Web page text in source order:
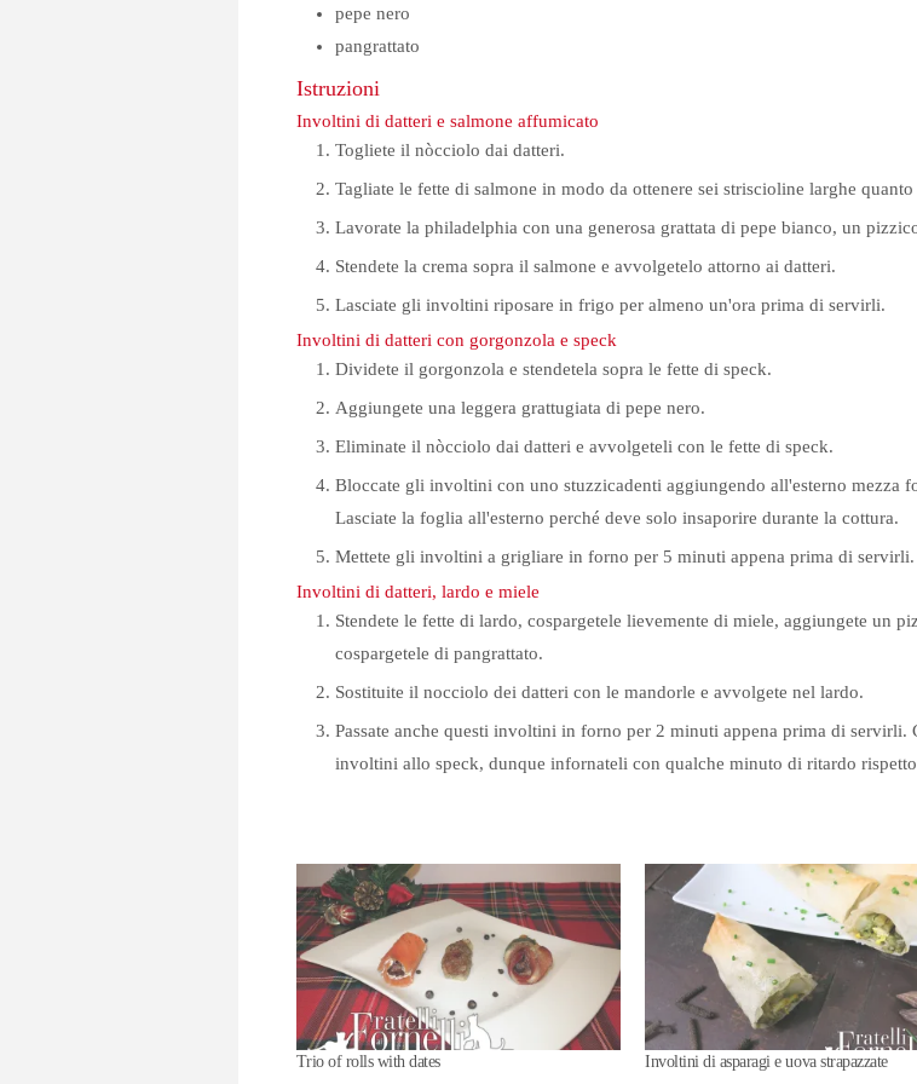
pepe nero
pangrattato
Istruzioni
Involtini di datteri e salmone affumicato
Togliete il nòcciolo dai datteri.
Tagliate le fette di salmone in modo da ottenere sei striscioline larghe
Lavorate la philadelphia con una generosa grattata di pepe bianco, un
Stendete la crema sopra il salmone e avvolgetelo attorno ai datteri.
Lasciate gli involtini riposare in frigo per almeno un'ora prima di servirli.
Involtini di datteri con gorgonzola e speck
Dividete il gorgonzola e stendetela sopra le fette di speck.
Aggiungete una leggera grattugiata di pepe nero.
Eliminate il nòcciolo dai datteri e avvolgeteli con le fette di speck.
Bloccate gli involtini con uno stuzzicadenti aggiungendo all'esterno mezza
Lasciate la foglia all'esterno perché deve solo insaporire durante la cottura.
Mettete gli involtini a grigliare in forno per 5 minuti appena prima di servirli.
Involtini di datteri, lardo e miele
Stendete le fette di lardo, cospargetele lievemente di miele, aggiungete un
cospargetele di pangrattato.
Sostituite il nocciolo dei datteri con le mandorle e avvolgete nel lardo.
Passate anche questi involtini in forno per 2 minuti appena prima di
involtini allo speck, dunque infornateli con qualche minuto di ritardo
Trio of rolls with dates Involtini di asparagi e uova strapazzate